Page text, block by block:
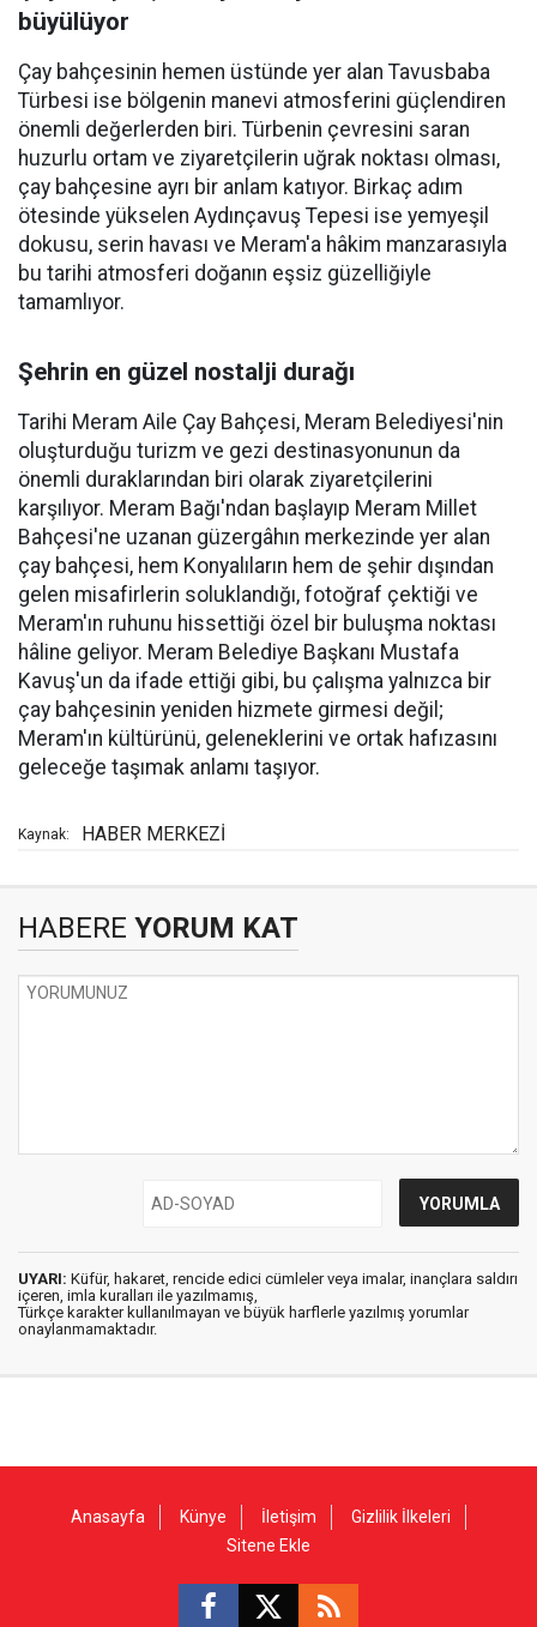
büyülüyor
Çay bahçesinin hemen üstünde yer alan Tavusbaba
Türbesi ise bölgenin manevi atmosferini güçlendiren
önemli değerlerden biri. Türbenin çevresini saran
huzurlu ortam ve ziyaretçilerin uğrak noktası olması,
çay bahçesine ayrı bir anlam katıyor. Birkaç adım
ötesinde yükselen Aydınçavuş Tepesi ise yemyeşil
dokusu, serin havası ve Meram'a hâkim manzarasıyla
bu tarihi atmosferi doğanın eşsiz güzelliğiyle
tamamlıyor.
Şehrin en güzel nostalji durağı
Tarihi Meram Aile Çay Bahçesi, Meram Belediyesi'nin
oluşturduğu turizm ve gezi destinasyonunun da
önemli duraklarından biri olarak ziyaretçilerini
karşılıyor. Meram Bağı'ndan başlayıp Meram Millet
Bahçesi'ne uzanan güzergâhın merkezinde yer alan
çay bahçesi, hem Konyalıların hem de şehir dışından
gelen misafirlerin soluklandığı, fotoğraf çektiği ve
Meram'ın ruhunu hissettiği özel bir buluşma noktası
hâline geliyor. Meram Belediye Başkanı Mustafa
Kavuş'un da ifade ettiği gibi, bu çalışma yalnızca bir
çay bahçesinin yeniden hizmete girmesi değil;
Meram'ın kültürünü, geleneklerini ve ortak hafızasını
geleceğe taşımak anlamı taşıyor.
Kaynak: HABER MERKEZİ
HABERE YORUM KAT
UYARI: Küfür, hakaret, rencide edici cümleler veya imalar, inançlara saldırı
içeren, imla kuralları ile yazılmamış,
Türkçe karakter kullanılmayan ve büyük harflerle yazılmış yorumlar
onaylanmamaktadır.
Anasayfa Künye İletişim
Gizlilik İlkeleri
Sitene Ekle